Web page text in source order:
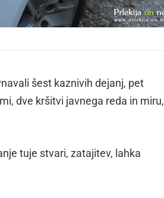
šest kaznivih dejanj, pet
dve kršitvi javnega reda in miru,
tuje stvari, zatajitev, lahka